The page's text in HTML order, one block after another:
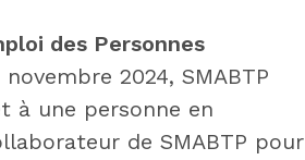
des Personnes
2024, SMABTP
à une personne en
de SMABTP pour